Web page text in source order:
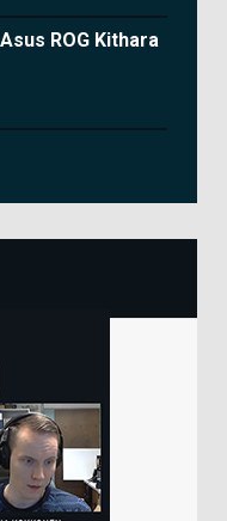
ROG Kithara